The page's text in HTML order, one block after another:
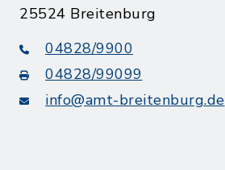
25524 Breitenburg
04828/9900
04828/99099
info@amt-breitenburg.de